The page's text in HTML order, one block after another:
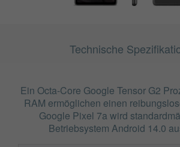
Technische
Ein Octa-Core Google Tensor G2
RAM ermöglichen einen
Google Pixel 7a wird
Betriebsystem Android 14.0